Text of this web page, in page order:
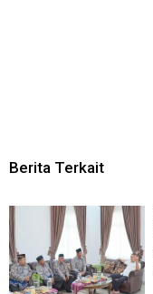
Berita Terkait